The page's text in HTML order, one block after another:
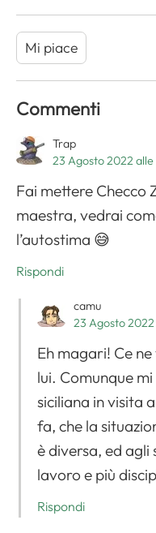
Mi piace
Commenti
Trap
23 Agosto 2022 alle
Fai mettere Checco
maestra, vedrai
l’autostima 😅
Rispondi
camu
23 Agosto 2022
Eh magari! Ce
lui. Comunque
siciliana in visita
fa, che la
è diversa, ed agli
lavoro e più
Rispondi